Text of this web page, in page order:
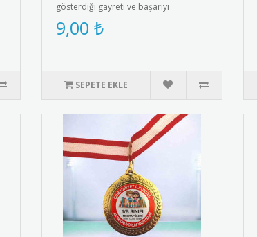
gösterdiği gayreti ve başarıyı
ödüllendirin. Eğitimde motivasyon..
9,00 ₺
SEPETE EKLE